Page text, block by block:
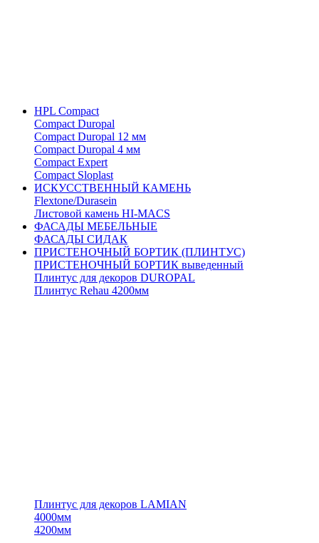
HPL Compact
Compact Duropal
Compact Duropal 12 мм
Compact Duropal 4 мм
Compact Expert
Compact Sloplast
ИСКУССТВЕННЫЙ КАМЕНЬ
Flextone/Durasein
Листовой камень HI-MACS
ФАСАДЫ МЕБЕЛЬНЫЕ
ФАСАДЫ СИДАК
ПРИСТЕНОЧНЫЙ БОРТИК (ПЛИНТУС)
ПРИСТЕНОЧНЫЙ БОРТИК выведенный
Плинтус для декоров DUROPAL
Плинтус Rehau 4200мм
Плинтус для декоров LAMIAN
4000мм
4200мм